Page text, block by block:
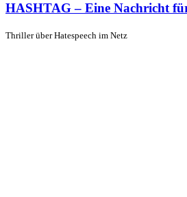
HASHTAG – Eine Nachricht
Thriller über Hatespeech im Netz